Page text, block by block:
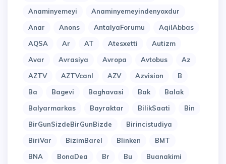
Anaminyemeyi
Anaminyemeyindenyoxdur
Anar
Anons AntalyaForumu
AqilAbbas
AQSA
Ar AT Atesxetti
Autizm
Avar
Avrasiya Avropa Avtobus
Az
AZTV
AZTVcanl AZV Azvision
B
Ba
Bagevi Baghavasi Bak
Balak
Balyarmarkas
Bayraktar BilikSaati
Bin
BirGunSizdeBirGunBizde
Birincistudiya
BiriVar
BizimBarel Blinken
BMT
BNA
BonaDea Br Bu
Buanakimi